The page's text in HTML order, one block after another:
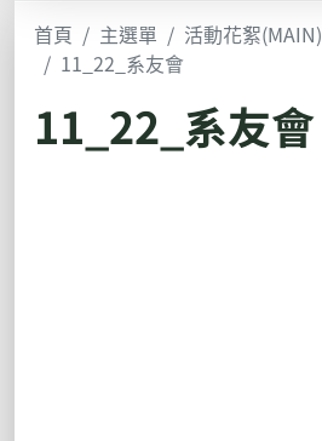
首頁 主選單 活動花絮(MAIN)
11_22_系友會
11_22_系友會